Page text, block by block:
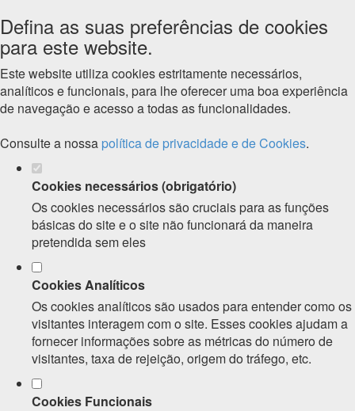
Defina as suas preferências de cookies
para este website.
Este website utiliza cookies estritamente necessários,
analíticos e funcionais, para lhe oferecer uma boa experiência
de navegação e acesso a todas as funcionalidades.
Consulte a nossa política de privacidade e de Cookies.
Cookies necessários (obrigatório)
Os cookies necessários são cruciais para as funções
básicas do site e o site não funcionará da maneira
pretendida sem eles
Cookies Analíticos
Os cookies analíticos são usados para entender como os
visitantes interagem com o site. Esses cookies ajudam a
fornecer informações sobre as métricas do número de
visitantes, taxa de rejeição, origem do tráfego, etc.
Cookies Funcionais